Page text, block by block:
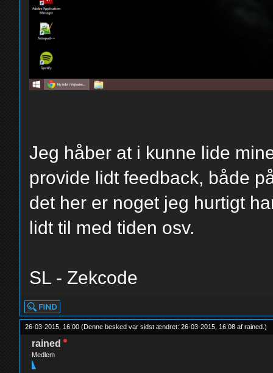
Jeg håber at i kunne lide
provide lidt feedback, både
det her er noget jeg hurtigt
lidt til med tiden osv.
SL - Zekcode
26-03-2015, 16:00(Denne besked var sidst ændret: 26-03-2015, 16:08 afrained .)
rained
Medlem